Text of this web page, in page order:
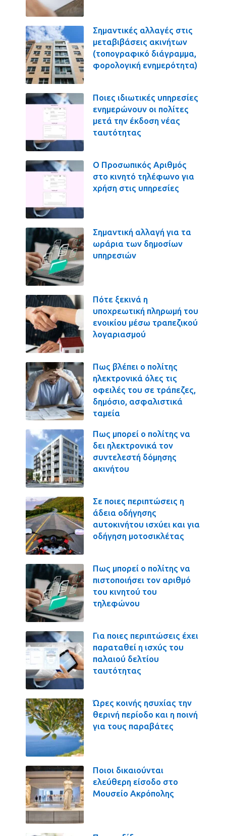
Σημαντικές αλλαγές στις
μεταβιβάσεις ακινήτων
(τοπογραφικό διάγραμμα,
φορολογική ενημερότητα)
Ποιες ιδιωτικές υπηρεσίες
ενημερώνουν οι πολίτες
μετά την έκδοση νέας
ταυτότητας
Ο Προσωπικός Αριθμός
στο κινητό τηλέφωνο για
χρήση στις υπηρεσίες
Σημαντική αλλαγή για τα
ωράρια των δημοσίων
υπηρεσιών
Πότε ξεκινά η
υποχρεωτική πληρωμή του
ενοικίου μέσω τραπεζικού
λογαριασμού
Πως βλέπει ο πολίτης
ηλεκτρονικά όλες τις
οφειλές του σε τράπεζες,
δημόσιο, ασφαλιστικά
ταμεία
Πως μπορεί ο πολίτης να
δει ηλεκτρονικά τον
συντελεστή δόμησης
ακινήτου
Σε ποιες περιπτώσεις η
άδεια οδήγησης
αυτοκινήτου ισχύει και για
οδήγηση μοτοσικλέτας
Πως μπορεί ο πολίτης να
πιστοποιήσει τον αριθμό
του κινητού του
τηλεφώνου
Για ποιες περιπτώσεις έχει
παραταθεί η ισχύς του
παλαιού δελτίου
ταυτότητας
Ώρες κοινής ησυχίας την
θερινή περίοδο και η ποινή
για τους παραβάτες
Ποιοι δικαιούνται
ελεύθερη είσοδο στο
Μουσείο Ακρόπολης